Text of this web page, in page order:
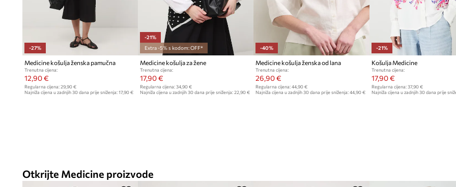
-27%
Medicine košulja ženska pamučna
Trenutna cijena:
12,90 €
Regularna cijena: 29,90 €
Najniža cijena u zadnjih 30 dana prije sniženja: 17,90 €
-21%
Extra -5% s kodom: OFF*
Medicine košulja za žene
Trenutna cijena:
17,90 €
Regularna cijena:34,90 €
Najniža cijena u zadnjih 30 dana prije sniženja:22,90 €
-40%
Medicine košulja ženska od lana
Trenutna cijena:
26,90 €
Regularna cijena: 44,90 €
Najniža cijena u zadnjih 30 dana prije sniženja: 44,90 €
-21%
Košulja Medicine
Trenutna cijena:
17,90 €
Regularna cijena: 37,90 €
Najniža cijena u zadnjih 30 dana prije
Otkrijte Medicine proizvode